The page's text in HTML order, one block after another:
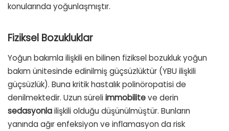
konularında yoğunlaşmıştır.
Fiziksel Bozukluklar
Yoğun bakımla ilişkili en bilinen fiziksel bozukluk yoğun
bakım ünitesinde edinilmiş güçsüzlüktür (YBU ilişkili
güçsüzlük). Buna kritik hastalık polinöropatisi de
denilmektedir. Uzun süreliimmobiliteve derin
sedasyonlailişkili olduğu düşünülmüştür. Bunların
yanında ağır enfeksiyon ve inflamasyon da risk